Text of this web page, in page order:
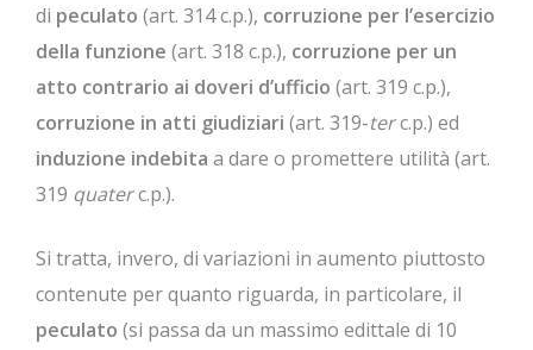
di peculato (art. 314 c.p.), corruzione per l’esercizio
della funzione (art. 318 c.p.), corruzione per un
atto contrario ai doveri d’ufficio (art. 319 c.p.),
corruzione in atti giudiziari (art. 319-terc.p.) ed
induzione indebita a dare o promettere utilità (art.
319 quaterc.p.).
Si tratta, invero, di variazioni in aumento piuttosto
contenute per quanto riguarda, in particolare, il
peculato (si passa da un massimo edittale di 10